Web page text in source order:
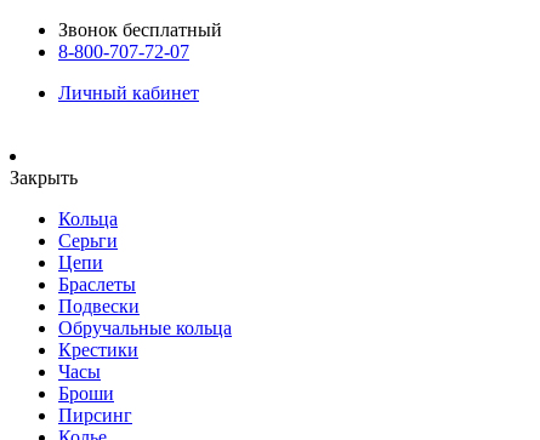
Звонок бесплатный
8-800-707-72-07
Личный кабинет
Закрыть
Кольца
Серьги
Цепи
Браслеты
Подвески
Обручальные кольца
Крестики
Часы
Броши
Пирсинг